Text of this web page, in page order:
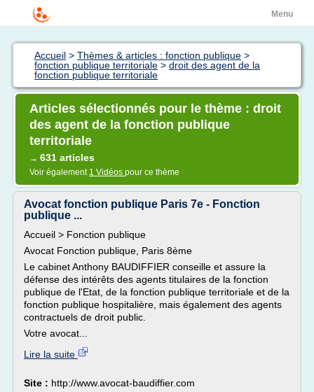
Menu
Accueil > Thèmes & articles : fonction publique >
fonction publique territoriale > droit des agent de la
fonction publique territoriale
Articles sélectionnés pour le thème : droit
des agent de la fonction publique
territoriale
→ 631 articles
Voir également 1 Vidéos pour ce thème
Avocat fonction publique Paris 7e - Fonction
publique ...
Accueil > Fonction publique
Avocat Fonction publique, Paris 8ème
Le cabinet Anthony BAUDIFFIER conseille et assure la
défense des intérêts des agents titulaires de la fonction
publique de l'Etat, de la fonction publique territoriale et de la
fonction publique hospitalière, mais également des agents
contractuels de droit public.
Votre avocat...
Lire la suite
Site : http://www.avocat-baudiffier.com